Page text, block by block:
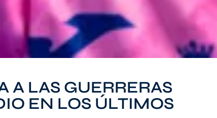
A LAS GUERRERAS
EN LOS ÚLTIMOS